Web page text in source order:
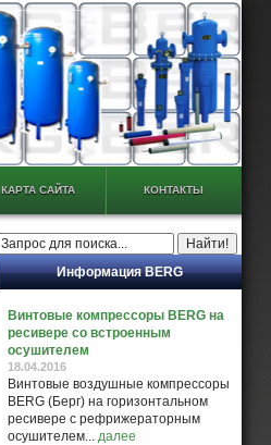
КАРТА САЙТА КОНТАКТЫ
Информация BERG
Винтовые компрессоры BERG на
ресивере со встроенным
осушителем
18.04.2016
Винтовые воздушные компрессоры
BERG (Берг) на горизонтальном
ресивере с рефрижераторным
осушителем... далее